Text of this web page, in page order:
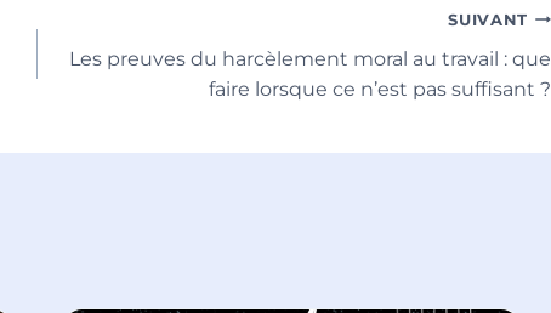
SUIVANT
Les preuves du harcèlement moral au travail : que
faire lorsque ce n’est pas suffisant ?